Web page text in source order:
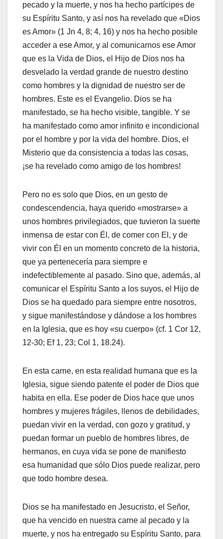
pecado y la muerte, y nos ha hecho partícipes de
su Espíritu Santo, y así nos ha revelado que «Dios
es Amor» (1 Jn 4, 8; 4, 16) y nos ha hecho posible
acceder a ese Amor, y al comunicarnos ese Amor
que es la Vida de Dios, el Hijo de Dios nos ha
desvelado la verdad grande de nuestro destino
como hombres y la dignidad de nuestro ser de
hombres. Este es el Evangelio. Dios se ha
manifestado, se ha hecho visible, tangible. Y se
ha manifestado como amor infinito e incondicional
por el hombre y por la vida del hombre. Dios, el
Misterio que da consistencia a todas las cosas,
¡se ha revelado como amigo de los hombres!
Pero no es solo que Dios, en un gesto de
condescendencia, haya querido «mostrarse» a
unos hombres privilegiados, que tuvieron la suerte
inmensa de estar con Él, de comer con El, y de
vivir con Él en un momento concreto de la historia,
que ya pertenecería para siempre e
indefectiblemente al pasado. Sino que, además, al
comunicar el Espíritu Santo a los suyos, el Hijo de
Dios se ha quedado para siempre entre nosotros,
y sigue manifestándose y dándose a los hombres
en la Iglesia, que es hoy «su cuerpo» (cf. 1 Cor 12,
12-30; Ef 1, 23; Col 1, 18.24).
En esta carne, en esta realidad humana que es la
Iglesia, sigue siendo patente el poder de Dios que
habita en ella. Ese poder de Dios hace que unos
hombres y mujeres frágiles, llenos de debilidades,
puedan vivir en la verdad, con gozo y gratitud, y
puedan formar un pueblo de hombres libres, de
hermanos, en cuya vida se pone de manifiesto
esa humanidad que sólo Dios puede realizar, pero
que todo hombre desea.
Dios se ha manifestado en Jesucristo, el Señor,
que ha vencido en nuestra carne al pecado y la
muerte, y nos ha entregado su Espíritu Santo, para